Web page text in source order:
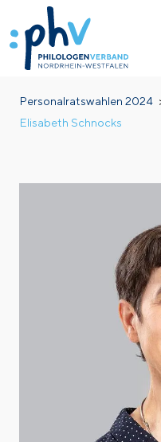
zum
Inhalt
Pfadnavigation
Personalratswahlen 2024
Elisabeth Schnocks